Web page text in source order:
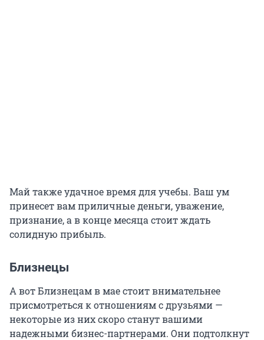
Май также удачное время для учебы. Ваш ум
принесет вам приличные деньги, уважение,
признание, а в конце месяца стоит ждать
солидную прибыль.
Близнецы
А вот Близнецам в мае стоит внимательнее
присмотреться к отношениям с друзьями —
некоторые из них скоро станут вашими
надежными бизнес-партнерами. Они подтолкнут